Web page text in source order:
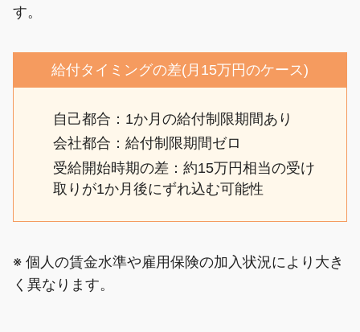
す。
給付タイミングの差(月15万円のケース)
自己都合：1か月の給付制限期間あり
会社都合：給付制限期間ゼロ
受給開始時期の差：約15万円相当の受け
取りが1か月後にずれ込む可能性
※ 個人の賃金水準や雇用保険の加入状況により大き
く異なります。